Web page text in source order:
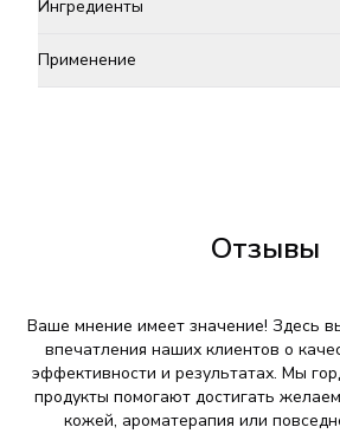
Ингредиенты
Применение
Отзывы
Ваше мнение имеет значение! Здесь
впечатления наших клиентов о
эффективности и результатах. Мы
продукты помогают достигать
кожей, ароматерапия или